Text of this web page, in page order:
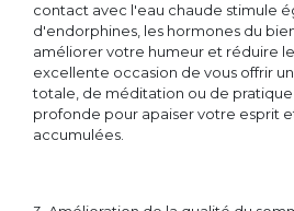
contact avec l'eau chaude stimule
d'endorphines, les hormones du
améliorer votre humeur et réduire le
excellente occasion de vous offrir
totale, de méditation ou de
profonde pour apaiser votre esprit
accumulées.